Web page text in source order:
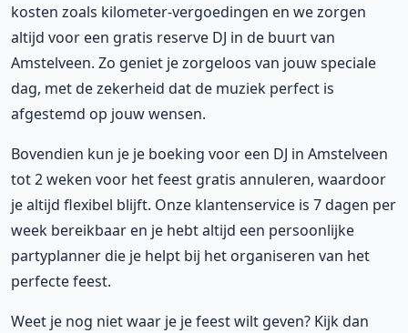
kosten zoals kilometer-vergoedingen en we zorgen
altijd voor een gratis reserve DJ in de buurt van
Amstelveen. Zo geniet je zorgeloos van jouw speciale
dag, met de zekerheid dat de muziek perfect is
afgestemd op jouw wensen.
Bovendien kun je je boeking voor een DJ in Amstelveen
tot 2 weken voor het feest gratis annuleren, waardoor
je altijd flexibel blijft. Onze klantenservice is 7 dagen per
week bereikbaar en je hebt altijd een persoonlijke
partyplanner die je helpt bij het organiseren van het
perfecte feest.
Weet je nog niet waar je je feest wilt geven? Kijk dan